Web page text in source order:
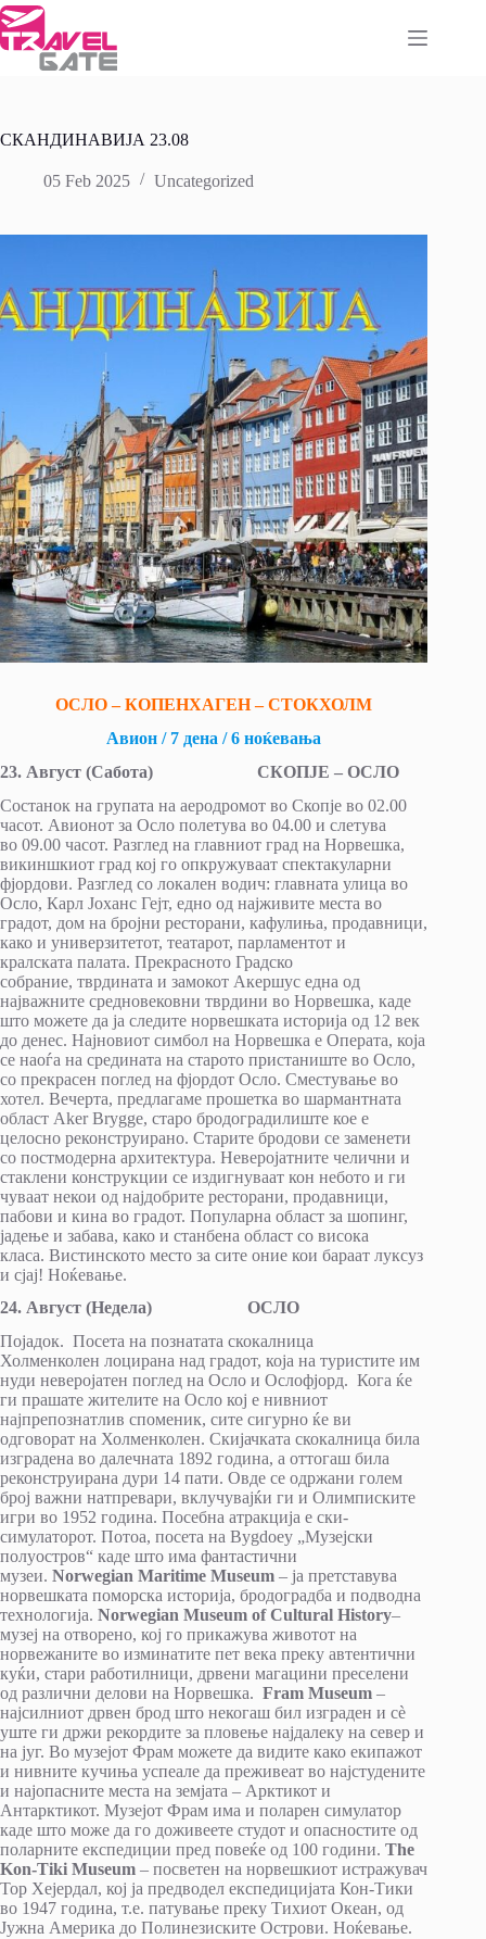
Skip
to
content
СКАНДИНАВИЈА 23.08
05 Feb 2025 Uncategorized
ОСЛО – КОПЕНХАГЕН – СТОКХОЛМ
Авион / 7 дена / 6 ноќевања
23. Август (Сабота) СКОПЈЕ – ОСЛО
Состанок на групата на аеродромот во Скопје во 02.00
часот. Авионот за Осло полетува во 04.00 и слетува
во 09.00 часот. Разглед на главниот град на Норвешка,
викиншкиот град кој го опкружуваат спектакуларни
фјордови. Разглед со локален водич: главната улица во
Осло, Карл Јоханс Гејт, едно од најживите места во
градот, дом на бројни ресторани, кафулиња, продавници,
како и универзитетот, театарот, парламентот и
кралската палата. Прекрасното Градско
собрание, тврдината и замокот Акершус една од
најважните средновековни тврдини во Норвешка, каде
што можете да ја следите норвешката историја од 12 век
до денес. Најновиот симбол на Норвешка е Операта, која
се наоѓа на средината на старото пристаниште во Осло,
со прекрасен поглед на фјордот Осло. Сместување во
хотел. Вечерта, предлагаме прошетка во шармантната
област Aker Brygge, старо бродоградилиште кое е
целосно реконструирано. Старите бродови се заменети
со постмодерна архитектура. Неверојатните челични и
стаклени конструкции се издигнуваат кон небото и ги
чуваат некои од најдобрите ресторани, продавници,
пабови и кина во градот. Популарна област за шопинг,
јадење и забава, како и станбена област со висока
класа. Вистинското место за сите оние кои бараат луксуз
и сјај! Ноќевање.
24. Август (Недела) ОСЛО
Појадок. Посета на познатата скокалница
Холменколен лоцирана над градот, која на туристите им
нуди неверојатен поглед на Осло и Ослофјорд. Кога ќе
ги прашате жителите на Осло кој е нивниот
најпрепознатлив споменик, сите сигурно ќе ви
одговорат на Холменколен. Скијачката скокалница била
изградена во далечната 1892 година, а оттогаш била
реконструирана дури 14 пати. Овде се одржани голем
број важни натпревари, вклучувајќи ги и Олимписките
игри во 1952 година. Посебна атракција е ски-
симулаторот. Потоа, посета на Bygdoey „Музејски
полуостров“ каде што има фантастични
музеи. Norwegian Maritime Museum – ја претставува
норвешката поморска историја, бродоградба и подводна
технологија. Norwegian Museum of Cultural History–
музеј на отворено, кој го прикажува животот на
норвежаните во изминатите пет века преку автентични
куќи, стари работилници, дрвени магацини преселени
од различни делови на Норвешка. Fram Museum –
најсилниот дрвен брод што некогаш бил изграден и сè
уште ги држи рекордите за пловење најдалеку на север и
на југ. Во музејот Фрам можете да видите како екипажот
и нивните кучиња успеале да преживеат во најстудените
и најопасните места на земјата – Арктикот и
Антарктикот. Музејот Фрам има и поларен симулатор
каде што може да го доживеете студот и опасностите од
поларните експедиции пред повеќе од 100 години. The
Kon-Tiki Museum – посветен на норвешкиот истражувач
Тор Хејердал, кој ја предводел експедицијата Кон-Тики
во 1947 година, т.е. патување преку Тихиот Океан, од
Јужна Америка до Полинезиските Острови. Ноќевање.